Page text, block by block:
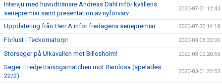
Intervju med huvudtränare Andreas Dahl inför kvällens
seriepremiär samt presentation av nyförvärv
2020-07-31 12:43
Uppdatering från Herr A inför fredagens seriepremiär 2020-07-30 14:18
Förlust i Teckomatorp! 2020-03-08 22:06
Storseger på Ulkavallen mot Billesholm! 2020-03-02 20:55
Seger i tredje träningsmatchen mot Ramlösa (spelades
22/2)
2020-03-01 22:52